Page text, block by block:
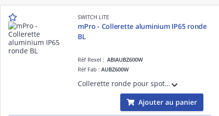
SWITCH LITE
mPro - Collerette aluminium IP65 ronde
BL
Réf Rexel :ABIAUBZ600W
Réf Fab :AUBZ600W
Collerette ronde pour spot Mpro3 IP65 en aluminium avec verre clair finition blanc
Ajouter au panier